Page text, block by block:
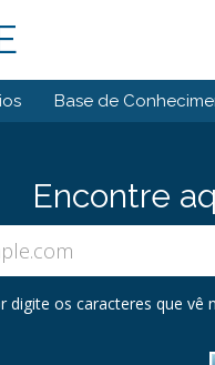
Base de
Encontre
digite os caracteres que vê